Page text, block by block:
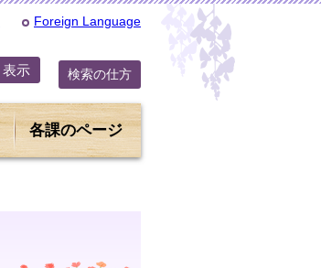
Foreign Language
検索の仕方
各課のページ